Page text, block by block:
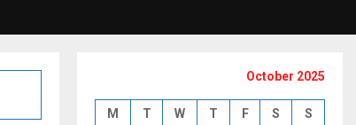
October 2025
M T W T F S S